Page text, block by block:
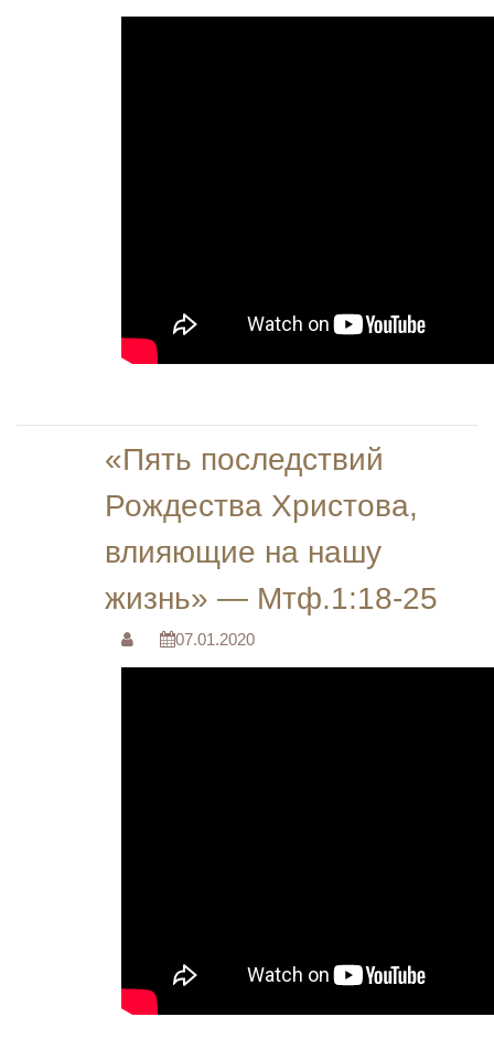
«Пять последствий
Рождества Христова,
влияющие на нашу
жизнь» — Мтф.1:18-25
07.01.2020